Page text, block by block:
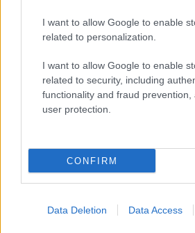
I want to allow Google to enable
related to personalization.
I want to allow Google to enable
related to security, including
functionality and fraud prevention,
user protection.
CONFIRM
Data Deletion Data Access
CSAPATHÍREK
MINDENT